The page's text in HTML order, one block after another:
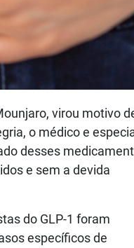
virou motivo
o médico e
desses
e sem a devida
do GLP-1 foram
específicos de